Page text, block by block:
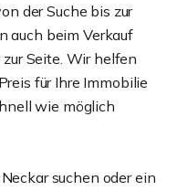
der Suche bis zur
auch beim Verkauf
Seite. Wir helfen
für Ihre Immobilie
wie möglich
suchen oder ein